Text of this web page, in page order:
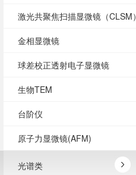
激光共聚焦扫描显微镜（CLSM）
金相显微镜
球差校正透射电子显微镜
生物TEM
台阶仪
原子力显微镜(AFM)
光谱类